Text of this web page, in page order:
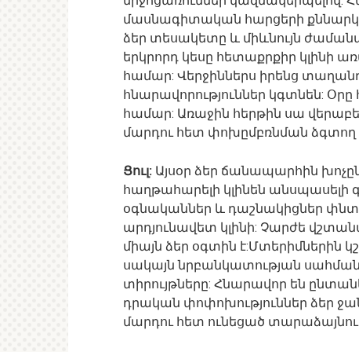
մասնագիտական հարցերի
ձեր տեսակետը և միևնույն
երկրորդ կեսը հետաքրքիր կլինի
համար: Վերջիններս իրենց
հնարավորություններ կգտնեն:
համար: Առաջին հերթին սա
մարդու հետ փոխըմբռնման ձգտող
Ցուլ: Այսօր ձեր ճանապարհին
հաղթահարելի կլինեն անսպասելի
օգնականներ և դաշնակիցներ
արդյունավետ կլինի: Չարժե
միայն ձեր օգտին է:Մտերիմներին
սակայն նրբանկատության
տիրույթները: Հնարավոր են
դրական փոփոխություններ ձեր
մարդու հետ ունեցած